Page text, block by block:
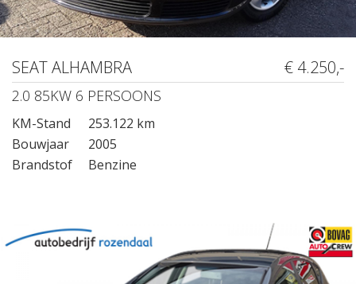
SEAT ALHAMBRA € 4.250,-
2.0 85KW 6 PERSOONS
KM-Stand
253.122 km
Bouwjaar
2005
Brandstof
Benzine